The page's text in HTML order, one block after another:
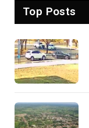
Top Posts